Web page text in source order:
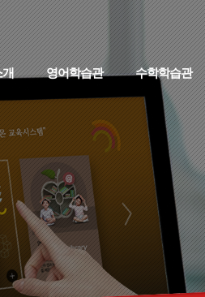
영어학습관 수학학습관